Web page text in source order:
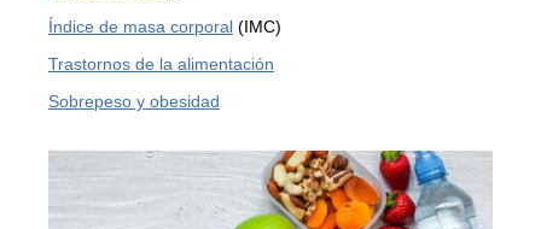
Índice de masa corporal (IMC)
Trastornos de la alimentación
Sobrepeso y obesidad